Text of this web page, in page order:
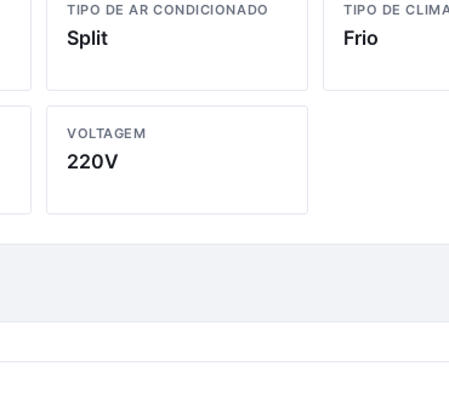
TIPO DE AR CONDICIONADO
Split
TIPO DE
Frio
VOLTAGEM
220V